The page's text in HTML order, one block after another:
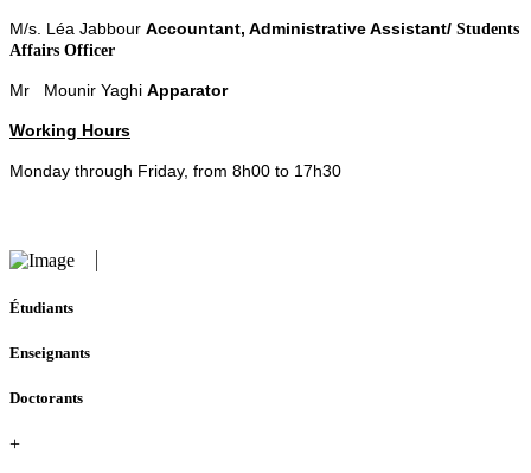
M/s. Léa Jabbour Accountant, Administrative Assistant/ Students
Affairs Officer
Mr Mounir Yaghi Apparator
Working Hours
Monday through Friday, from 8h00 to 17h30
Étudiants
Enseignants
Doctorants
+